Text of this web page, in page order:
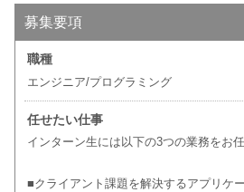
募集要項
職種
エンジニア/プログラミング
任せたい仕事
インターン生には以下の3つの業務をお任
■クライアント課題を解決するアプリケ